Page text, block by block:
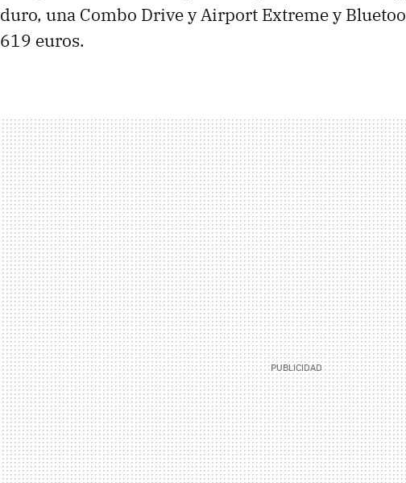
duro, una Combo Drive y Airport Extreme y
619 euros.